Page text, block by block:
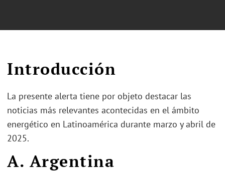
Introducción
La presente alerta tiene por objeto destacar las
noticias más relevantes acontecidas en el ámbito
energético en Latinoamérica durante marzo y abril de
2025.
A. Argentina